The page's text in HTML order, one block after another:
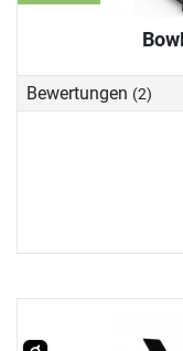
Bewertungen (2)